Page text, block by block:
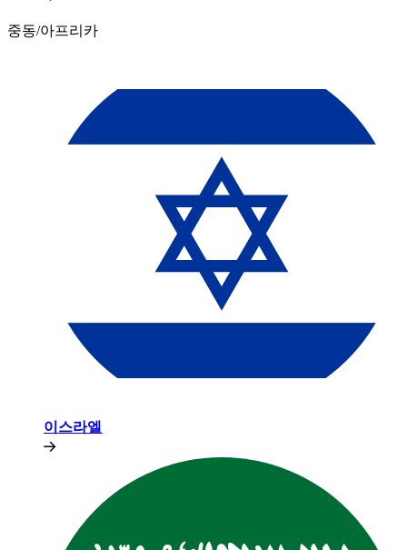
중동/아프리카​​
이스라엘​​